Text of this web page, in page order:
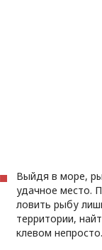
Выйдя в море,
удачное место.
ловить рыбу
территории,
клевом непросто.